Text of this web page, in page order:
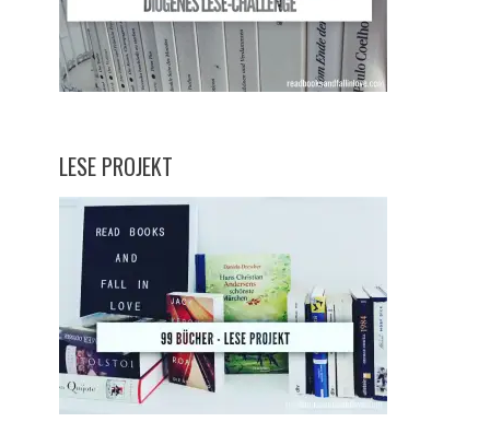
LESE PROJEKT